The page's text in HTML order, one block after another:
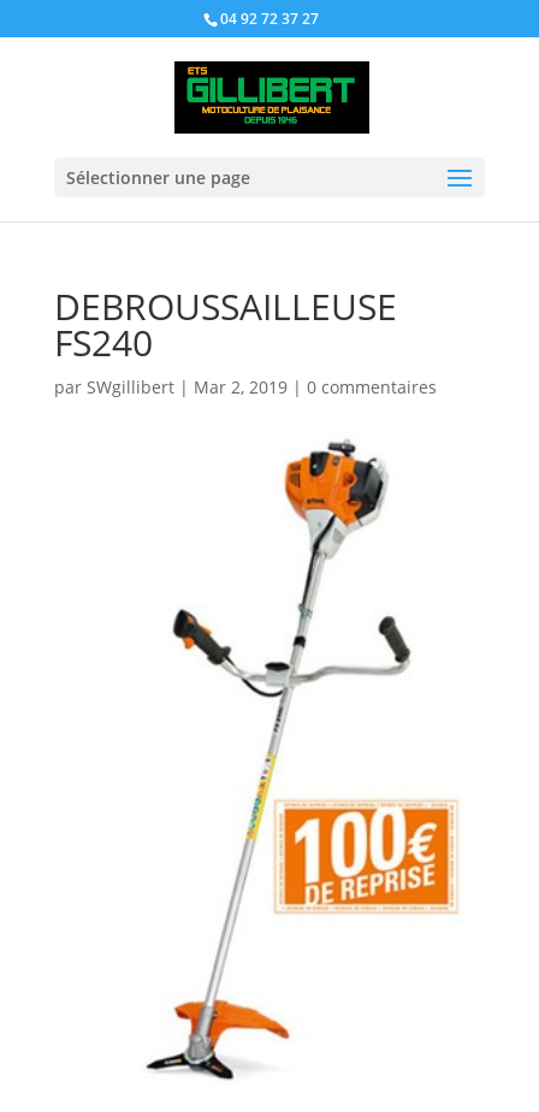
04 92 72 37 27
Sélectionner une page
DEBROUSSAILLEUSE
FS240
par SWgillibert| Mar 2, 2019| 0 commentaires